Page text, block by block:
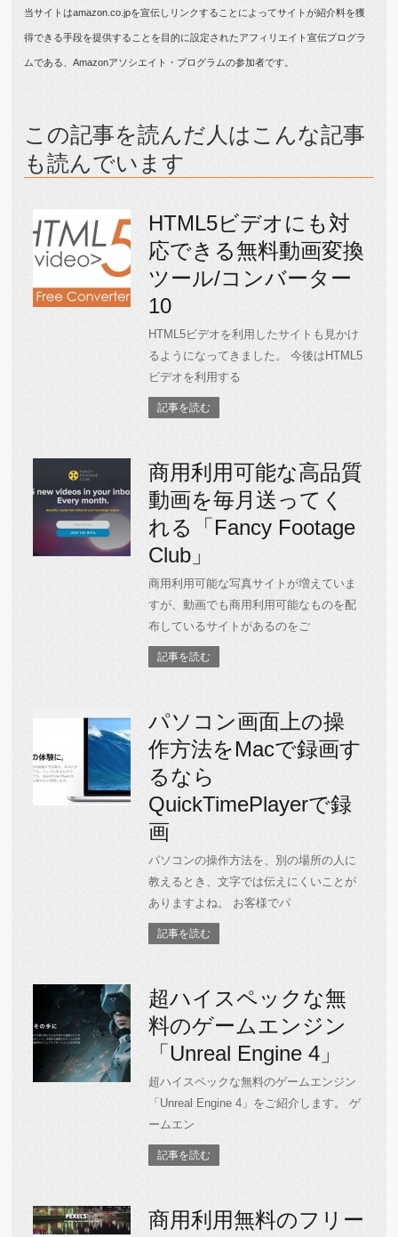
当サイトはamazon.co.jpを宣伝しリンクすることによってサイトが紹介料を獲
得できる手段を提供することを目的に設定されたアフィリエイト宣伝プログラ
ムである、Amazonアソシエイト・プログラムの参加者です。
この記事を読んだ人はこんな記事
も読んでいます
HTML5ビデオにも対
応できる無料動画変換
ツール/コンバーター
10
HTML5ビデオを利用したサイトも見かけ
るようになってきました。 今後はHTML5
ビデオを利用する
記事を読む
商用利用可能な高品質
動画を毎月送ってく
れる「Fancy Footage
Club」
商用利用可能な写真サイトが増えていま
すが、動画でも商用利用可能なものを配
布しているサイトがあるのをご
記事を読む
パソコン画面上の操
作方法をMacで録画す
るなら
QuickTimePlayerで録
画
パソコンの操作方法を、別の場所の人に
教えるとき、文字では伝えにくいことが
ありますよね。 お客様でパ
記事を読む
超ハイスペックな無
料のゲームエンジン
「Unreal Engine 4」
超ハイスペックな無料のゲームエンジン
「Unreal Engine 4」をご紹介します。 ゲ
ームエン
記事を読む
商用利用無料のフリー